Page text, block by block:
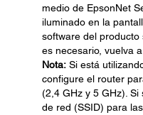
medio de EpsonNet
iluminado en la
software del producto
es necesario, vuelva
Nota: Si está
configure el router
(2,4 GHz y 5 GHz).
de red (SSID) para